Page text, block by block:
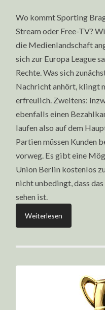
Wo kommt Sporting
Stream oder Free-TV?
die Medienlandschaft
sich zur Europa League
Rechte. Was sich
Nachricht anhört, klingt
erfreulich. Zweitens:
ebenfalls einen
laufen also auf dem
Partien müssen Kunden
vorweg. Es gibt eine
Union Berlin kostenlos
nicht unbedingt, dass
sehen ist.
Weiterlesen